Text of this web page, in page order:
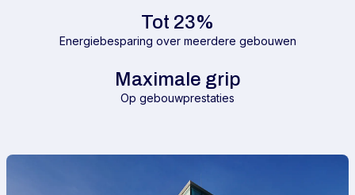
Tot 23%
Energiebesparing over meerdere gebouwen
Maximale grip
Op gebouwprestaties